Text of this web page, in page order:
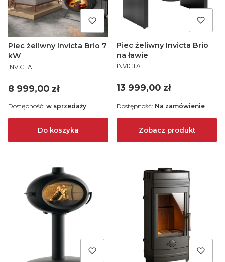
Piec żeliwny Invicta Brio 7
kW
PRODUCENT
INVICTA
Cena
8 999,00 zł
Do koszyka
Dostępność: w sprzedaży
Piec żeliwny Invicta Brio
na ławie
PRODUCENT
INVICTA
Cena
13 999,00 zł
Zobacz produkt
Dostępność: Na zamówienie